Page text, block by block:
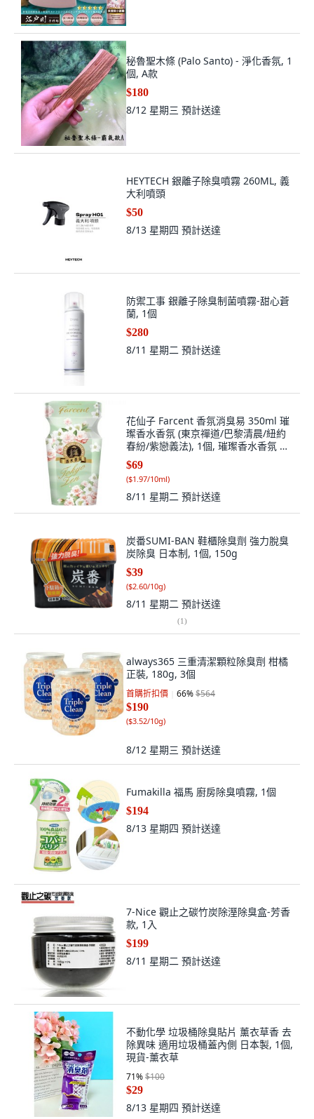
秘魯聖木條 (Palo Santo) - 淨化香氛, 1
個, A款
$180
8/12 星期三 預計送達
HEYTECH 銀離子除臭噴霧 260ML, 義
大利噴頭
$50
8/13 星期四 預計送達
防禦工事 銀離子除臭制菌噴霧-甜心蒼
蘭, 1個
$280
8/11 星期二 預計送達
花仙子 Farcent 香氛消臭易 350ml 璀
璨香水香氛 (東京禪道/巴黎清晨/紐約
春紛/紫戀義法), 1個, 璀璨香水香氛 東
京禪道
$69
($1.97/10ml)
8/11 星期二 預計送達
炭番SUMI-BAN 鞋櫃除臭劑 強力脫臭
炭除臭 日本制, 1個, 150g
$39
($2.60/10g)
8/11 星期二 預計送達
(1)
always365 三重清潔顆粒除臭劑 柑橘
正裝, 180g, 3個
首購折扣價 66%$564
$190
($3.52/10g)
8/12 星期三 預計送達
Fumakilla 福馬 廚房除臭噴霧, 1個
$194
8/13 星期四 預計送達
7-Nice 觀止之碳竹炭除溼除臭盒-芳香
款, 1入
$199
8/11 星期二 預計送達
不動化學 垃圾桶除臭貼片 薰衣草香 去
除異味 適用垃圾桶蓋內側 日本製, 1個,
現貨-薰衣草
71%$100
$29
8/13 星期四 預計送達